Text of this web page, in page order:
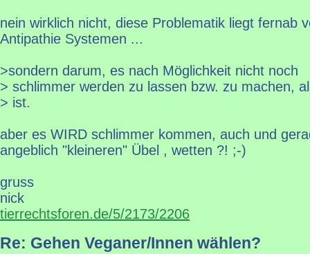
nein wirklich nicht, diese Problematik liegt fernab
Antipathie Systemen ...
>sondern darum, es nach Möglichkeit nicht noch
> schlimmer werden zu lassen bzw. zu machen,
> ist.
aber es WIRD schlimmer kommen, auch und
angeblich "kleineren" Übel , wetten ?! ;-)
gruss
nick
tierrechtsforen.de/5/2173/2206
Re: Gehen Veganer/Innen wählen?